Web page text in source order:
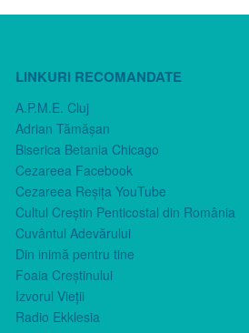
LINKURI RECOMANDATE
A.P.M.E. Cluj
Adrian Tămăşan
Biserica Betania Chicago
Cezareea Facebook
Cezareea Reşiţa YouTube
Cultul Creştin Penticostal din România
Cuvântul Adevărului
Din inimă pentru tine
Foaia Creştinului
Izvorul Vieţii
Radio Ekklesia